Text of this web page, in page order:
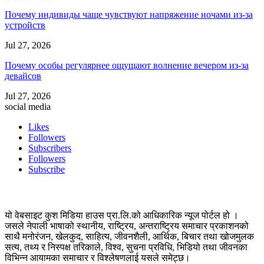
Почему индивиды чаще чувствуют напряжение ночами из-за
устройств
Jul 27, 2026
Почему особы регулярнее ощущают волнение вечером из-за
девайсов
Jul 27, 2026
social media
Likes
Followers
Subscribers
Followers
Subscribe
यो वेबसाइट कुश मिडिया हाउस प्रा.लि.को आधिकारिक न्यूज पोर्टल हो ।
जसले नेपाली भाषाको स्थानीय, राष्ट्रिय, अन्तराष्ट्रिय समाचार प्रकाशनको
साथै मनोरंजन, खेलकुद, साहित्य, जीवनशैली, आर्थिक, बिचार तथा खोजमुलक
सत्य, तथ्य र निस्पक्ष तरिकाले, विश्व, सुचना प्रविधि, भिडियो तथा जीवनका
विभिन्न आयामका समाचार र विश्लेषणलाई यसले समेट्छ।